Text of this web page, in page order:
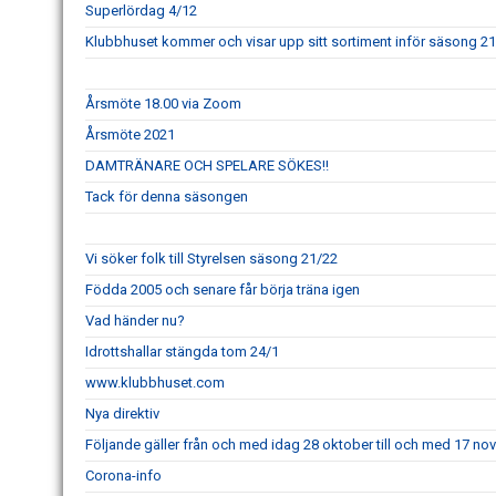
Superlördag 4/12
Klubbhuset kommer och visar upp sitt sortiment inför säsong
Årsmöte 18.00 via Zoom
Årsmöte 2021
DAMTRÄNARE OCH SPELARE SÖKES!!
Tack för denna säsongen
Vi söker folk till Styrelsen säsong 21/22
Födda 2005 och senare får börja träna igen
Vad händer nu?
Idrottshallar stängda tom 24/1
www.klubbhuset.com
Nya direktiv
Följande gäller från och med idag 28 oktober till och med 17
Corona-info